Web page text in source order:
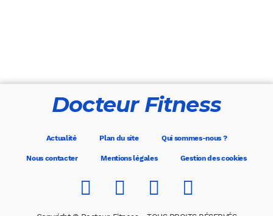
Docteur Fitness
Actualité Plan du site Qui sommes-nous ?
Nous contacter Mentions légales Gestion des cookies